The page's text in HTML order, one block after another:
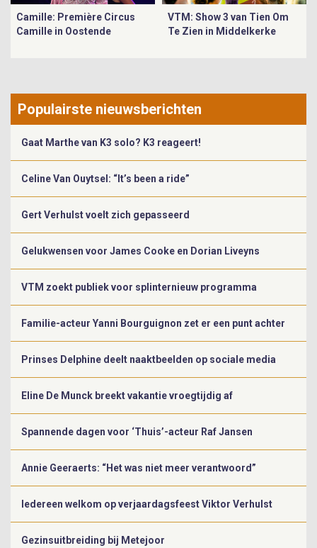
Camille: Première Circus
Camille in Oostende
VTM: Show 3 van Tien Om
Te Zien in Middelkerke
Populairste nieuwsberichten
Gaat Marthe van K3 solo? K3 reageert!
Celine Van Ouytsel: “It’s been a ride”
Gert Verhulst voelt zich gepasseerd
Gelukwensen voor James Cooke en Dorian Liveyns
VTM zoekt publiek voor splinternieuw programma
Familie-acteur Yanni Bourguignon zet er een punt achter
Prinses Delphine deelt naaktbeelden op sociale media
Eline De Munck breekt vakantie vroegtijdig af
Spannende dagen voor ‘Thuis’-acteur Raf Jansen
Annie Geeraerts: “Het was niet meer verantwoord”
Iedereen welkom op verjaardagsfeest Viktor Verhulst
Gezinsuitbreiding bij Metejoor